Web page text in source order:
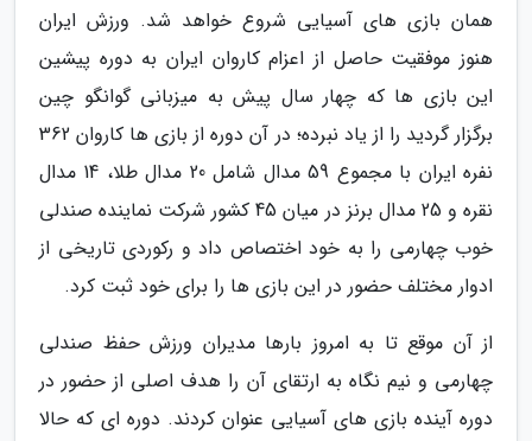
همان بازی های آسیایی شروع خواهد شد. ورزش ایران
هنوز موفقیت حاصل از اعزام کاروان ایران به دوره پیشین
این بازی ها که چهار سال پیش به میزبانی گوانگو چین
برگزار گردید را از یاد نبرده؛ در آن دوره از بازی ها کاروان 362
نفره ایران با مجموع 59 مدال شامل 20 مدال طلا، 14 مدال
نقره و 25 مدال برنز در میان 45 کشور شرکت نماینده صندلی
خوب چهارمی را به خود اختصاص داد و رکوردی تاریخی از
ادوار مختلف حضور در این بازی ها را برای خود ثبت کرد.
از آن موقع تا به امروز بارها مدیران ورزش حفظ صندلی
چهارمی و نیم نگاه به ارتقای آن را هدف اصلی از حضور در
دوره آینده بازی های آسیایی عنوان کردند. دوره ای که حالا